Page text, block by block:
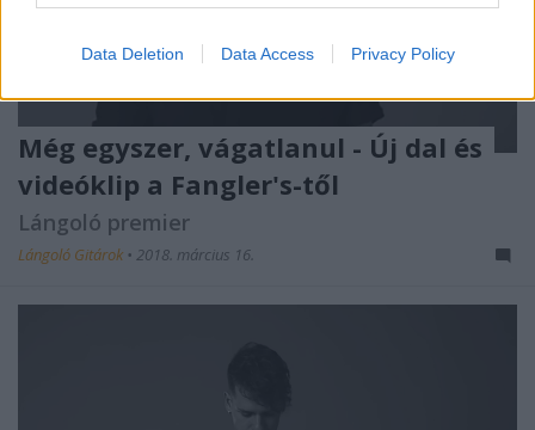
Data Deletion Data Access Privacy Policy
Még egyszer, vágatlanul - Új dal és
videóklip a Fangler's-től
Lángoló premier
Lángoló Gitárok • 2018. március 16.